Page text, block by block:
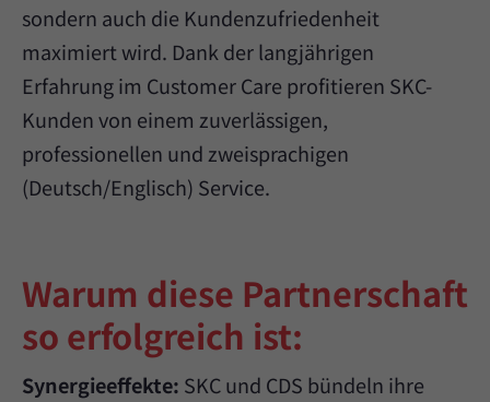
sondern auch die Kundenzufriedenheit
maximiert wird. Dank der langjährigen
Erfahrung im Customer Care profitieren SKC-
Kunden von einem zuverlässigen,
professionellen und zweisprachigen
(Deutsch/Englisch) Service.
Warum diese Partnerschaft
so erfolgreich ist:
Synergieeffekte: SKC und CDS bündeln ihre